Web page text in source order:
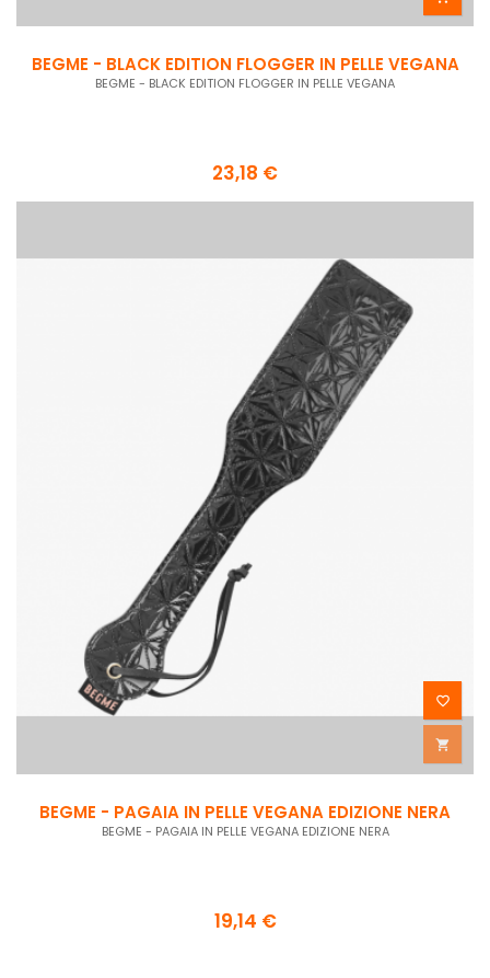
BEGME - BLACK EDITION FLOGGER IN PELLE VEGANA
BEGME - BLACK EDITION FLOGGER IN PELLE VEGANA
23,18 €


BEGME - PAGAIA IN PELLE VEGANA EDIZIONE NERA
BEGME - PAGAIA IN PELLE VEGANA EDIZIONE NERA
19,14 €